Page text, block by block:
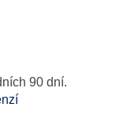
90 dní.